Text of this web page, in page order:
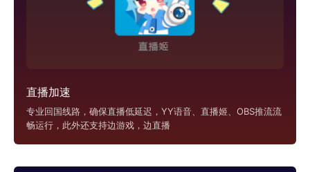
直播加速
专业回国线路，确保直播低延迟，YY语音、直播姬、OBS推流流
畅运行，此外还支持边游戏，边直播